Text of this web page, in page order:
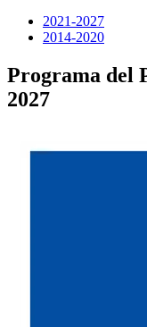
2021-2027
2014-2020
Programa del
2027